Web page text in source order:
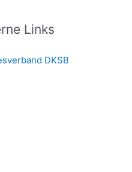
Links
DKSB